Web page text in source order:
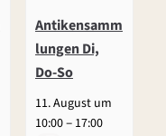
Antikensamm
lungen Di,
Do-So
11. August um
10:00– 17:00